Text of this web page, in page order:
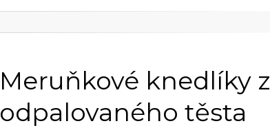
Meruňkové knedlíky z
odpalovaného těsta